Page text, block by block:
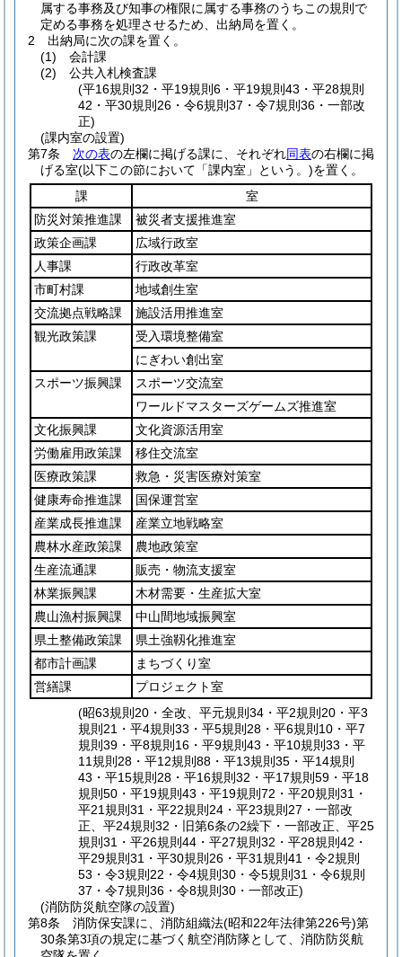
属する事務及び知事の権限に属する事務のうちこの規則で
定める事務を処理させるため、出納局を置く。
2
出納局に次の課を置く。
(1)
会計課
(2)
公共入札検査課
(平16規則32・平19規則6・平19規則43・平28規則
42・平30規則26・令6規則37・令7規則36・一部改
正)
(課内室の設置)
第7条
次の表の左欄に掲げる課に、それぞれ同表の右欄に掲
げる室(以下この節において「課内室」という。)を置く。
課
室
防災対策推進課
被災者支援推進室
政策企画課
広域行政室
人事課
行政改革室
市町村課
地域創生室
交流拠点戦略課
施設活用推進室
観光政策課
受入環境整備室
にぎわい創出室
スポーツ振興課
スポーツ交流室
ワールドマスターズゲームズ推進室
文化振興課
文化資源活用室
労働雇用政策課
移住交流室
医療政策課
救急・災害医療対策室
健康寿命推進課
国保運営室
産業成長推進課
産業立地戦略室
農林水産政策課
農地政策室
生産流通課
販売・物流支援室
林業振興課
木材需要・生産拡大室
農山漁村振興課
中山間地域振興室
県土整備政策課
県土強靱化推進室
都市計画課
まちづくり室
営繕課
プロジェクト室
(昭63規則20・全改、平元規則34・平2規則20・平3
規則21・平4規則33・平5規則28・平6規則10・平7
規則39・平8規則16・平9規則43・平10規則33・平
11規則28・平12規則88・平13規則35・平14規則
43・平15規則28・平16規則32・平17規則59・平18
規則50・平19規則43・平19規則72・平20規則31・
平21規則31・平22規則24・平23規則27・一部改
正、平24規則32・旧第6条の2繰下・一部改正、平25
規則31・平26規則44・平27規則32・平28規則42・
平29規則31・平30規則26・平31規則41・令2規則
53・令3規則22・令4規則30・令5規則31・令6規則
37・令7規則36・令8規則30・一部改正)
(消防防災航空隊の設置)
第8条
消防保安課に、消防組織法(昭和22年法律第226号)第
30条第3項の規定に基づく航空消防隊として、消防防災航